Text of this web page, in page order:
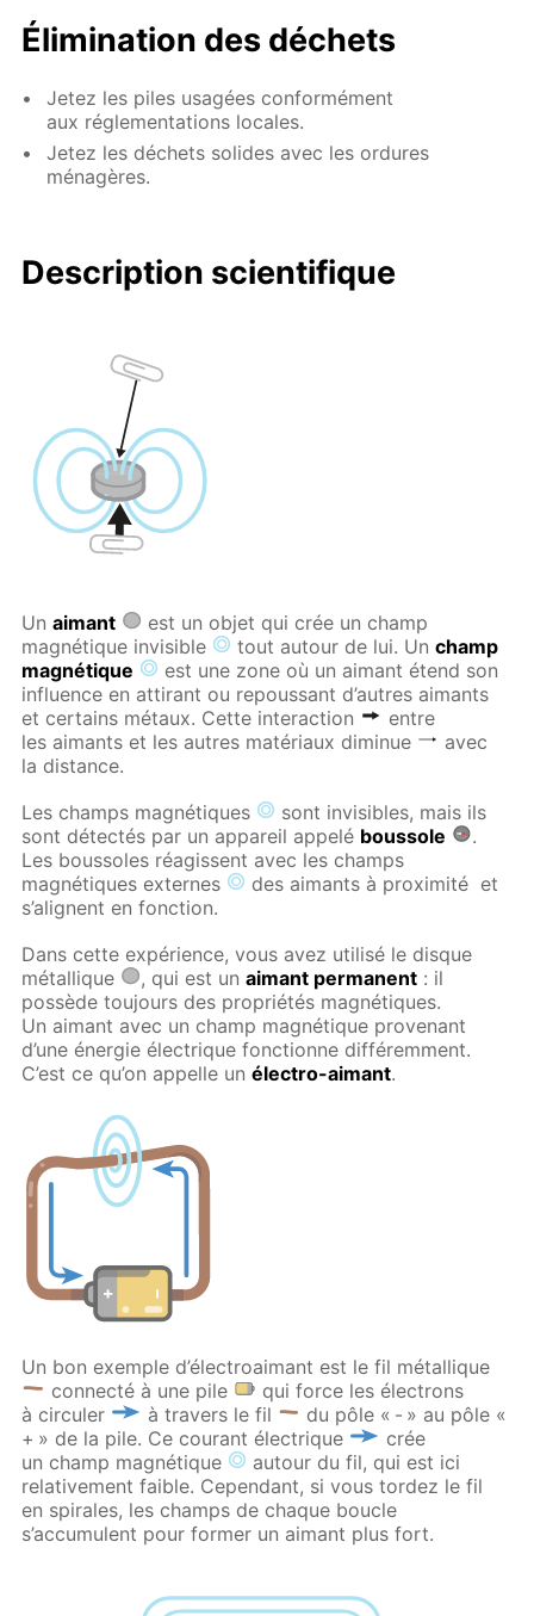
Élimination des déchets
Jetez les piles usagées conformément
aux réglementations locales.
Jetez les déchets solides avec les ordures
ménagères.
Description scientifique
Unaimant
est un objet qui crée un champ
magnétique invisible
tout autour de lui. Unchamp
magnétique
est une zone où un aimant étend son
influence en attirant ou repoussant d’autres aimants
et certains métaux. Cette interaction
entre
les aimants et les autres matériaux diminue
avec
la distance.
Les champs magnétiques
sont invisibles, mais ils
sont détectés par un appareil appelé boussole
.
Les boussoles réagissent avec les champs
magnétiques externes
des aimants à proximité et
s’alignent en fonction.
Dans cette expérience, vous avez utilisé le disque
métallique
, qui est un aimant permanent: il
possède toujours des propriétés magnétiques.
Un aimant avec un champ magnétique provenant
d’une énergie électrique fonctionne différemment.
C’est ce qu’on appelle unélectro-aimant.
Un bon exemple d’électroaimant est le fil métallique
connecté à une pile
qui force les électrons
à circuler
à travers le fil
du pôle « - » au pôle «
+ » de la pile. Ce courant électrique
crée
un champ magnétique
autour du fil, qui est ici
relativement faible. Cependant, si vous tordez le fil
en spirales, les champs de chaque boucle
s’accumulent pour former un aimant plus fort.